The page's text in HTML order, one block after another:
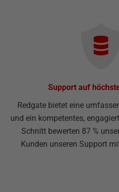
Support auf
Redgate bietet eine
und ein kompetentes,
Schnitt bewerten 87 %
Kunden unseren Support